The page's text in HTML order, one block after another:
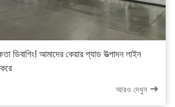
ডিবাগিং! আমাদের কেয়ার প্যাড উত্পাদন লাইন
আরও দেখুন